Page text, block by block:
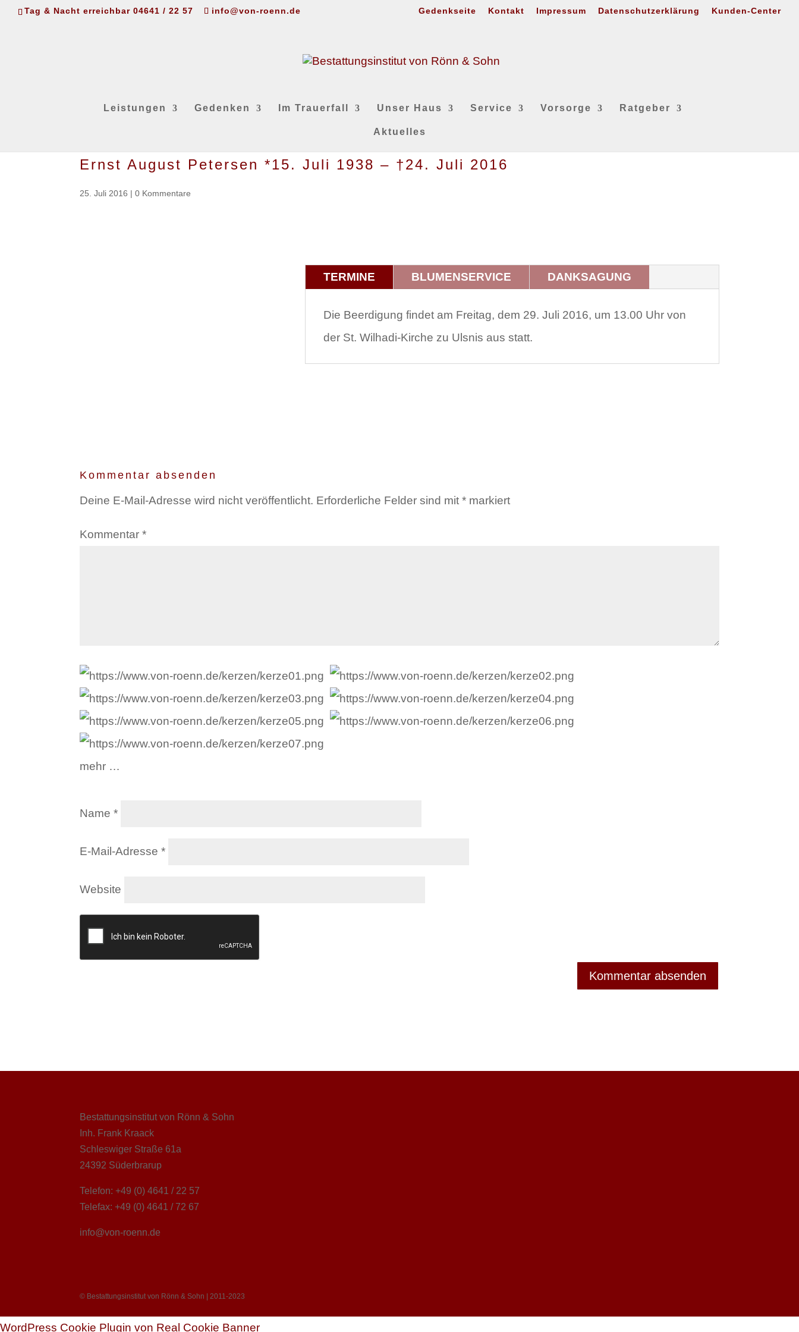
Tag & Nacht erreichbar 04641 / 22 57 info@von-roenn.de Gedenkseite Kontakt Impressum Datenschutzerklärung Kunden-Center
Leistungen Gedenken Im Trauerfall Unser Haus Service Vorsorge Ratgeber
Aktuelles
Ernst August Petersen *15. Juli 1938 – †24. Juli 2016
25. Juli 2016 |0 Kommentare
TERMINE BLUMENSERVICE DANKSAGUNG
Die Beerdigung findet am Freitag, dem 29. Juli 2016, um 13.00 Uhr von
der St. Wilhadi-Kirche zu Ulsnis aus statt.
Kommentar absenden
Deine E-Mail-Adresse wird nicht veröffentlicht. Erforderliche Felder sind mit* markiert
Kommentar*
mehr …
Name*
E-Mail-Adresse*
Website
Bestattungsinstitut von Rönn & Sohn
Inh. Frank Kraack
Schleswiger Straße 61a
24392 Süderbrarup
Telefon: +49 (0) 4641 / 22 57
Telefax: +49 (0) 4641 / 72 67
info@von-roenn.de
© Bestattungsinstitut von Rönn & Sohn | 2011-2023
WordPress Cookie Plugin von Real Cookie Banner